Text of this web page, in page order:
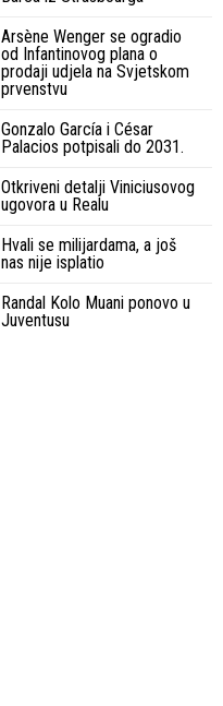
Arsène Wenger se ogradio
od Infantinovog plana o
prodaji udjela na Svjetskom
prvenstvu
Gonzalo García i César
Palacios potpisali do 2031.
Otkriveni detalji Viniciusovog
ugovora u Realu
Hvali se milijardama, a još
nas nije isplatio
Randal Kolo Muani ponovo u
Juventusu